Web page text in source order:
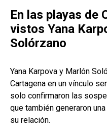
En las playas de
vistos Yana
Solórzano
Yana Karpova y Marlón
Cartagena en un vínculo
solo confirmaron las
que también generaron
su relación.